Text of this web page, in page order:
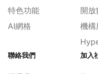
特色功能
AI網格
開放
機構
聯絡我們 加入